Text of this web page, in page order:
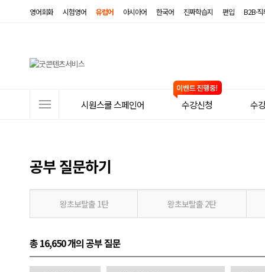
영어회화 시험영어 유럽어 아시아어 한국어 진짜학습지 편입 B2B·
뉴
시원스쿨 스페인어 수강신청 수
공부 질문하기
왕초보탈출 1탄 왕초보탈출 2탄
총 16,650 개의 공부 질문